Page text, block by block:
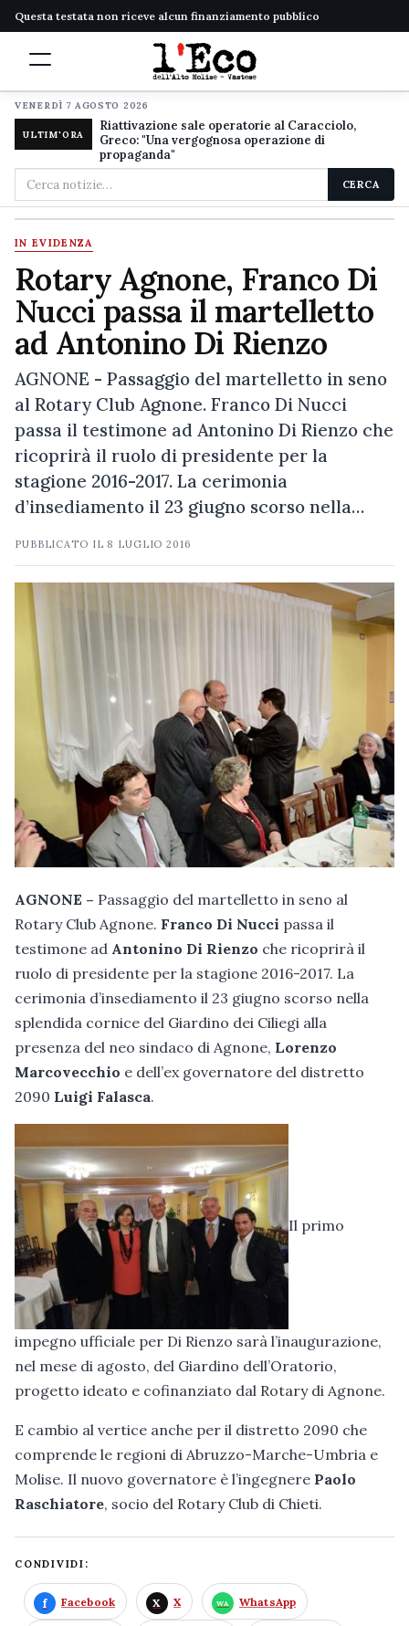
Questa testata non riceve alcun finanziamento pubblico
VENERDÌ 7 AGOSTO 2026
ULTIM'ORA
Riattivazione sale operatorie al Caracciolo,
Greco: "Una vergognosa operazione di
propaganda"
Cerca
nel
sito
CERCA
IN EVIDENZA
Rotary Agnone, Franco Di
Nucci passa il martelletto
ad Antonino Di Rienzo
AGNONE - Passaggio del martelletto in seno
al Rotary Club Agnone. Franco Di Nucci
passa il testimone ad Antonino Di Rienzo che
ricoprirà il ruolo di presidente per la
stagione 2016-2017. La cerimonia
d’insediamento il 23 giugno scorso nella…
PUBBLICATO IL 8 LUGLIO 2016
AGNONE – Passaggio del martelletto in seno al
Rotary Club Agnone. Franco Di Nucci passa il
testimone ad Antonino Di Rienzo che ricoprirà il
ruolo di presidente per la stagione 2016-2017. La
cerimonia d’insediamento il 23 giugno scorso nella
splendida cornice del Giardino dei Ciliegi alla
presenza del neo sindaco di Agnone, Lorenzo
Marcovecchio e dell’ex governatore del distretto
2090 Luigi Falasca.
Il primo
impegno ufficiale per Di Rienzo sarà l’inaugurazione,
nel mese di agosto, del Giardino dell’Oratorio,
progetto ideato e cofinanziato dal Rotary di Agnone.
E cambio al vertice anche per il distretto 2090 che
comprende le regioni di Abruzzo-Marche-Umbria e
Molise. Il nuovo governatore è l’ingegnere Paolo
Raschiatore, socio del Rotary Club di Chieti.
CONDIVIDI:
Facebook X WhatsApp